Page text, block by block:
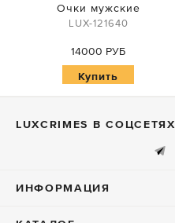
Очки мужские
LUX-121640
14000 РУБ
Купить
LUXСRIMES В СОЦСЕТЯХ
ИНФОРМАЦИЯ